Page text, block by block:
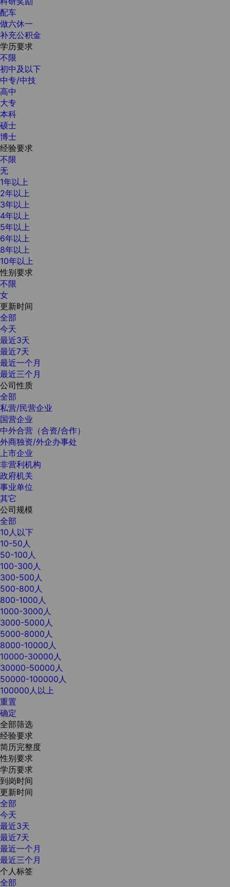
配车
做六休一
补充公积金
学历要求
不限
初中及以下
中专/中技
高中
大专
本科
硕士
博士
经验要求
不限
无
1年以上
2年以上
3年以上
4年以上
5年以上
6年以上
8年以上
10年以上
性别要求
不限
女
更新时间
全部
今天
最近3天
最近7天
最近一个月
最近三个月
公司性质
全部
私营/民营企业
国营企业
中外合营（合资/合作）
外商独资/外企办事处
上市企业
非营利机构
政府机关
事业单位
其它
公司规模
全部
10人以下
10-50人
50-100人
100-300人
300-500人
500-800人
800-1000人
1000-3000人
3000-5000人
5000-8000人
8000-10000人
10000-30000人
30000-50000人
50000-100000人
100000人以上
重置
确定
全部筛选
经验要求
简历完整度
性别要求
学历要求
到岗时间
更新时间
全部
今天
最近3天
最近7天
最近一个月
最近三个月
个人标签
全部